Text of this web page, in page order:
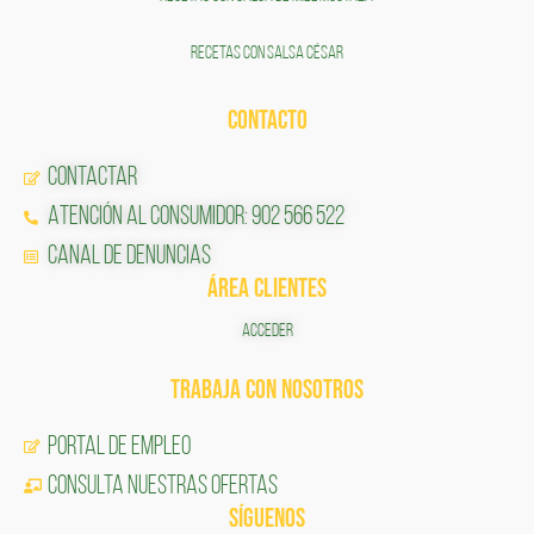
RECETAS CON SALSA CÉSAR
CONTACTO
Contactar
Atención al Consumidor: 902 566 522
Canal de Denuncias
ÁREA CLIENTES
ACCEDER
TRABAJA CON NOSOTROS
Portal de Empleo
CONSULTA NUESTRAS OFERTAS
SÍGUENOS